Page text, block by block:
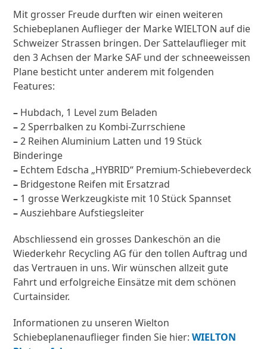
Mit grosser Freude durften wir einen weiteren
Schiebeplanen Auflieger der Marke WIELTON auf die
Schweizer Strassen bringen. Der Sattelauflieger mit
den 3 Achsen der Marke SAF und der schneeweissen
Plane besticht unter anderem mit folgenden
Features:
– Hubdach, 1 Level zum Beladen
–2 Sperrbalken zu Kombi-Zurrschiene
–2 Reihen Aluminium Latten und 19 Stück
Binderinge
– Echtem Edscha „HYBRID“ Premium-Schiebeverdeck
– Bridgestone Reifen mit Ersatzrad
– 1 grosse Werkzeugkiste mit 10 Stück Spannset
–Ausziehbare Aufstiegsleiter
Abschliessend ein grosses Dankeschön an die
Wiederkehr Recycling AG für den tollen Auftrag und
das Vertrauen in uns. Wir wünschen allzeit gute
Fahrt und erfolgreiche Einsätze mit dem schönen
Curtainsider.
Informationen zu unseren Wielton
Schiebeplanenauflieger finden Sie hier:WIELTON